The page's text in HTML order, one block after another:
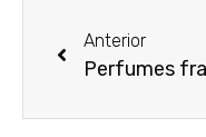
Anterior